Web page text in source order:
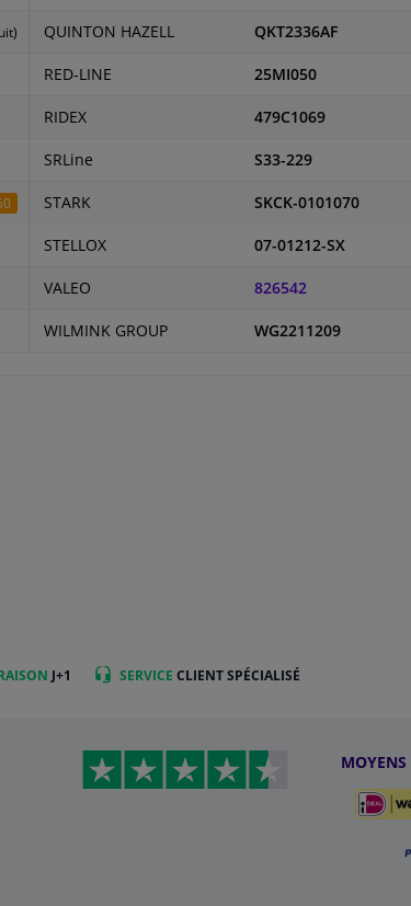
QUINTON HAZELL QKT2336AF
RED-LINE 25MI050
RIDEX 479C1069
SRLine S33-229
STARK SKCK-0101070
STELLOX 07-01212-SX
VALEO 826542
WILMINK GROUP WG2211209
J+1 SERVICE CLIENT SPÉCIALISÉ